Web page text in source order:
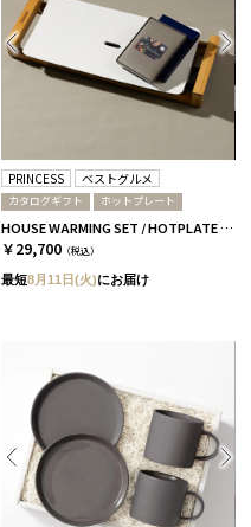
PRINCESS ベストグルメ
カタログギフト ホットプレート
HOUSE WARMING SET / HOTPLATE & CATALOG アリーグル
￥29,700 （税込）
最短8月11日(火)にお届け